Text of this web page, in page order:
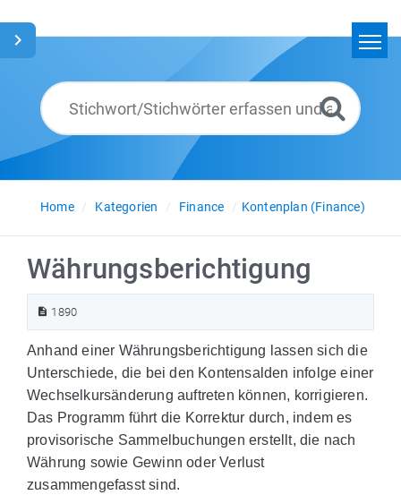
Glossar
Deutsch
Home
Kategorien Finance Kontenplan (Finance)
Währungsberichtigung
1890
Anhand einer Währungsberichtigung lassen sich die
Unterschiede, die bei den Kontensalden infolge einer
Wechselkursänderung auftreten können, korrigieren.
Das Programm führt die Korrektur durch, indem es
provisorische Sammelbuchungen erstellt, die nach
Währung sowie Gewinn oder Verlust
zusammengefasst sind.